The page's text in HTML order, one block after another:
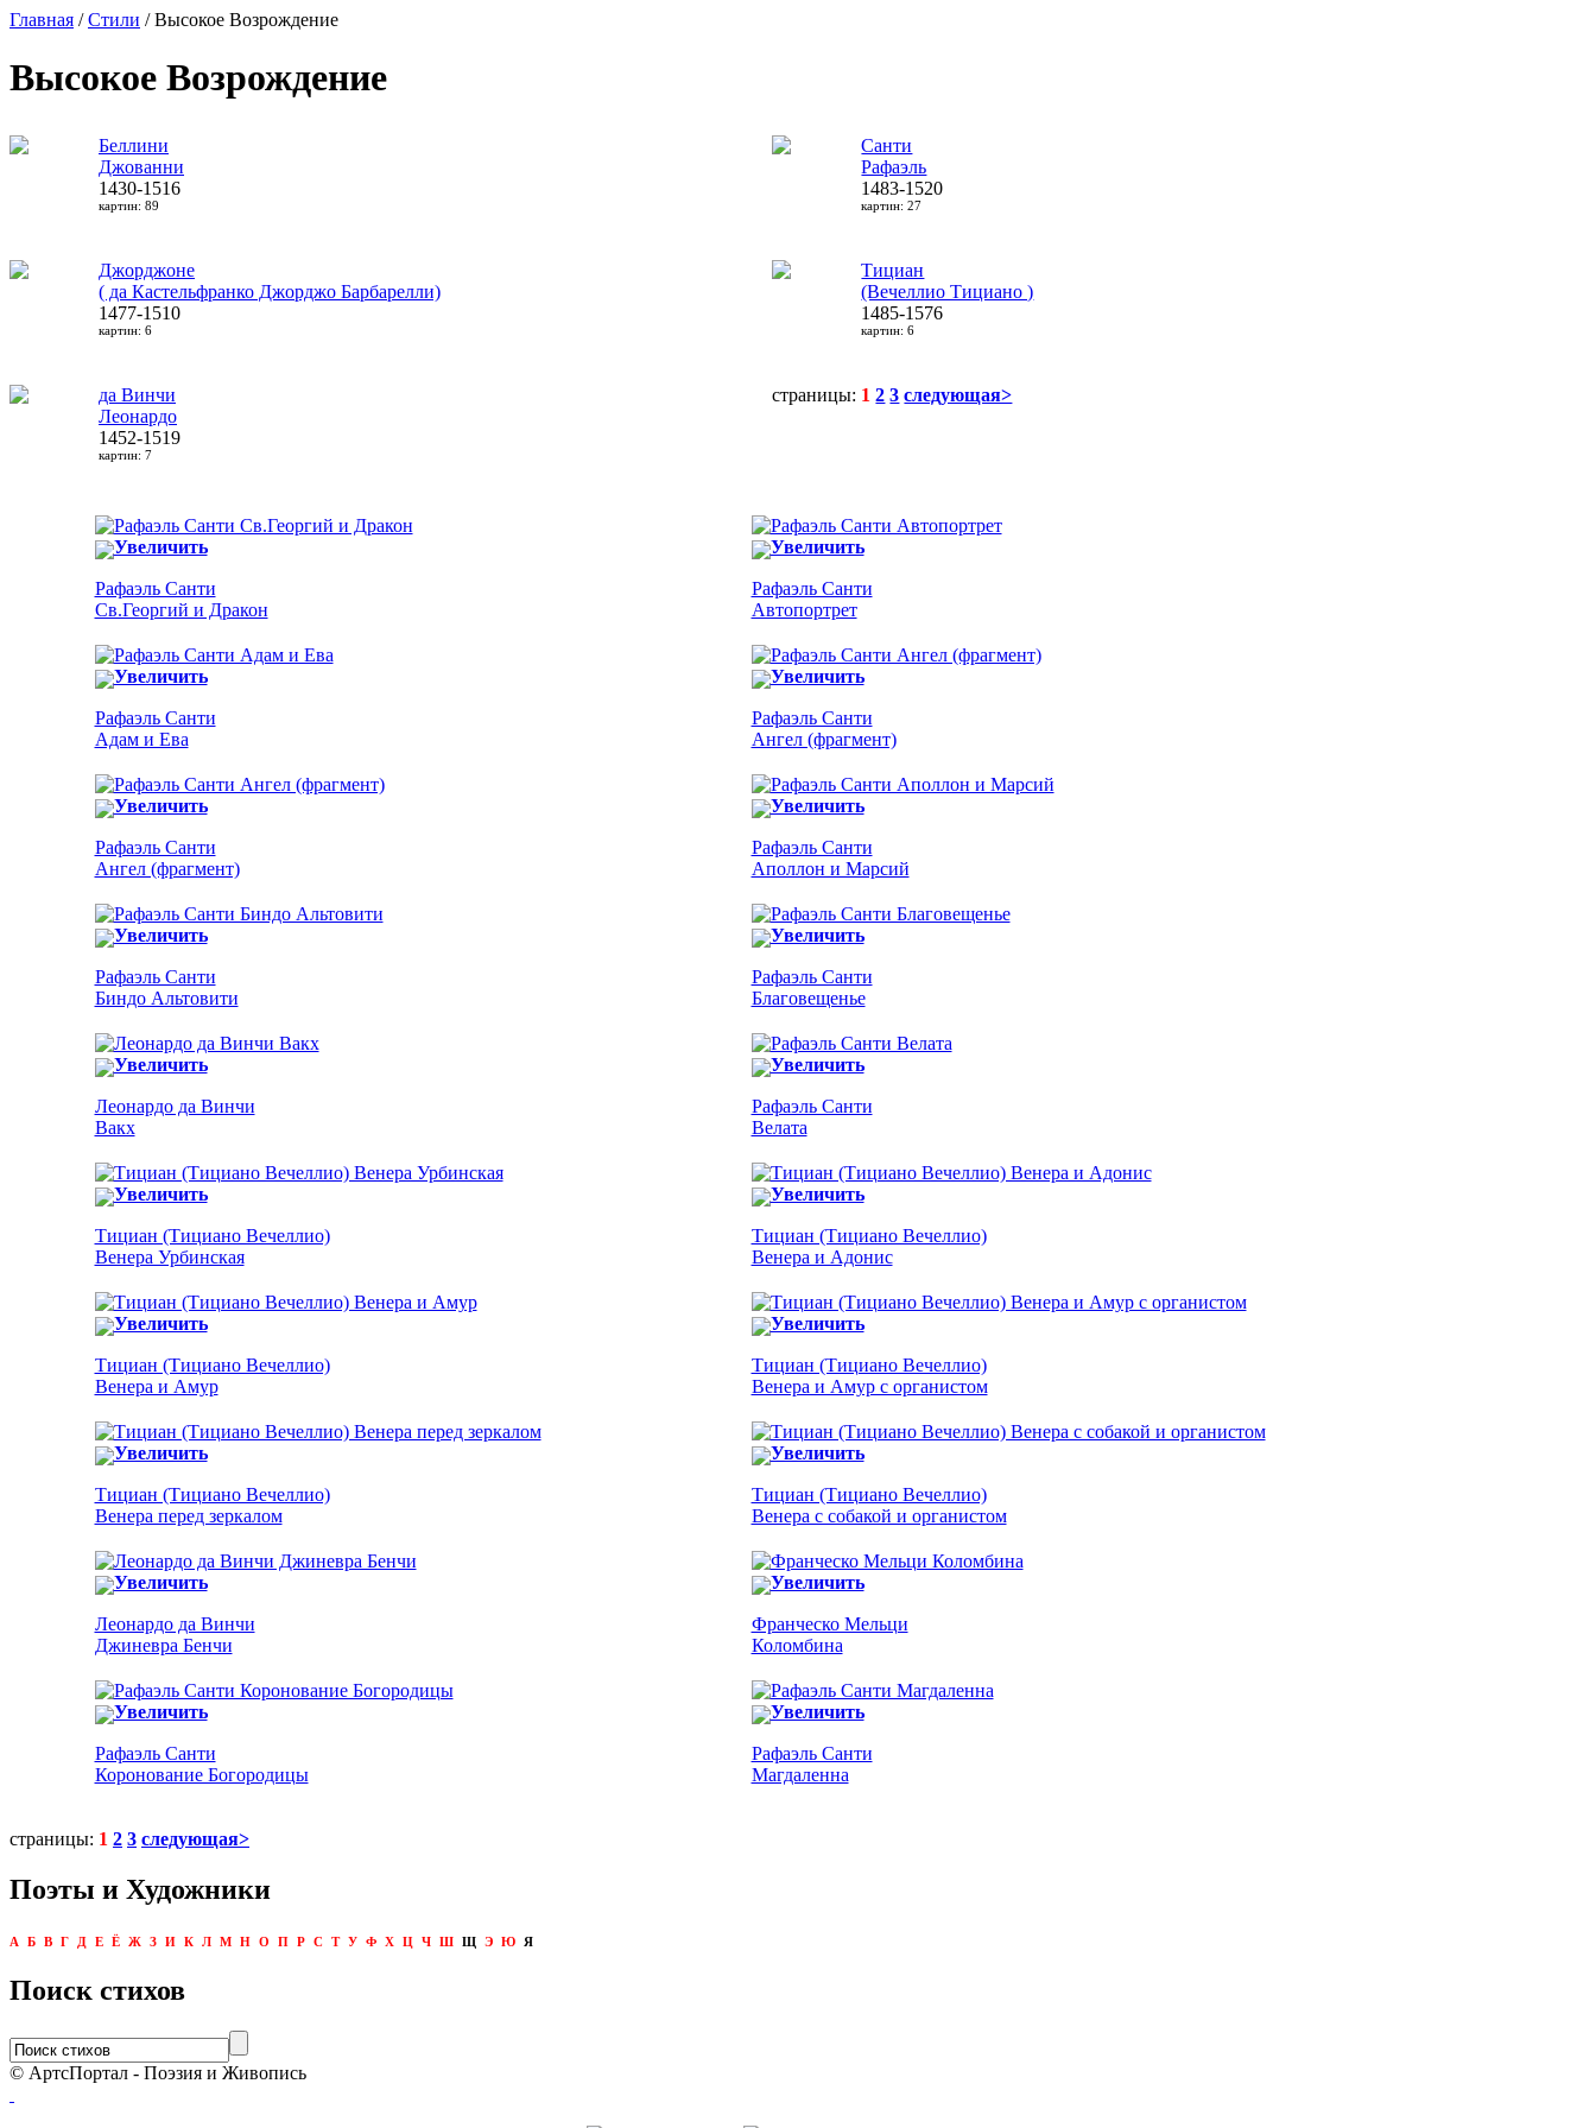
Главная /Стили / Высокое Возрождение
Высокое Возрождение
Беллини
Джованни
1430-1516
картин: 89
Джорджоне
( да Кастельфранко Джорджо Барбарелли)
1477-1510
картин: 6
да Винчи
Леонардо
1452-1519
картин: 7
Санти
Рафаэль
1483-1520
картин: 27
Тициан
(Вечеллио Тициано )
1485-1576
картин: 6
страницы: 1 2 3 следующая>
Увеличить
Рафаэль Санти
Cв.Георгий и Дракон
Увеличить
Рафаэль Санти
Автопортрет
Увеличить
Рафаэль Санти
Адам и Ева
Увеличить
Рафаэль Санти
Ангел (фрагмент)
Увеличить
Рафаэль Санти
Ангел (фрагмент)
Увеличить
Рафаэль Санти
Аполлон и Марсий
Увеличить
Рафаэль Санти
Биндо Альтовити
Увеличить
Рафаэль Санти
Благовещенье
Увеличить
Леонардо да Винчи
Вакх
Увеличить
Рафаэль Санти
Велата
Увеличить
Тициан (Тициано Вечеллио)
Венера Урбинская
Увеличить
Тициан (Тициано Вечеллио)
Венера и Адонис
Увеличить
Тициан (Тициано Вечеллио)
Венера и Амур
Увеличить
Тициан (Тициано Вечеллио)
Венера и Амур с органистом
Увеличить
Тициан (Тициано Вечеллио)
Венера перед зеркалом
Увеличить
Тициан (Тициано Вечеллио)
Венера с собакой и органистом
Увеличить
Леонардо да Винчи
Джиневра Бенчи
Увеличить
Франческо Мельци
Коломбина
Увеличить
Рафаэль Санти
Коронование Богородицы
Увеличить
Рафаэль Санти
Магдаленна
страницы: 1 2 3 следующая>
Поэты и Художники
А Б В Г Д Е Ё Ж З И К Л М Н О П Р С Т У Ф Х Ц Ч Ш Щ Э Ю Я
Поиск стихов
© АртсПортал - Поэзия и Живопись